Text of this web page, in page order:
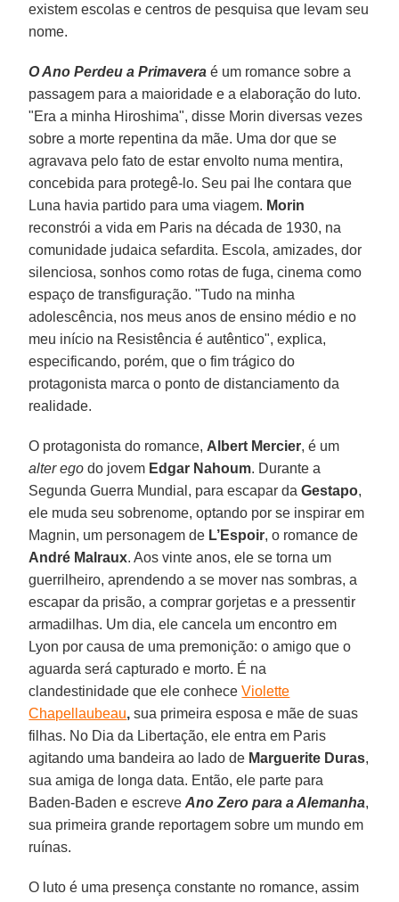
existem escolas e centros de pesquisa que levam seu
nome.
O Ano Perdeu a Primavera é um romance sobre a
passagem para a maioridade e a elaboração do luto.
"Era a minha Hiroshima", disse Morin diversas vezes
sobre a morte repentina da mãe. Uma dor que se
agravava pelo fato de estar envolto numa mentira,
concebida para protegê-lo. Seu pai lhe contara que
Luna havia partido para uma viagem. Morin
reconstrói a vida em Paris na década de 1930, na
comunidade judaica sefardita. Escola, amizades, dor
silenciosa, sonhos como rotas de fuga, cinema como
espaço de transfiguração. "Tudo na minha
adolescência, nos meus anos de ensino médio e no
meu início na Resistência é autêntico", explica,
especificando, porém, que o fim trágico do
protagonista marca o ponto de distanciamento da
realidade.
O protagonista do romance, Albert Mercier, é um
alter ego do jovem Edgar Nahoum. Durante a
Segunda Guerra Mundial, para escapar daGestapo,
ele muda seu sobrenome, optando por se inspirar em
Magnin, um personagem de L’Espoir, o romance de
André Malraux. Aos vinte anos, ele se torna um
guerrilheiro, aprendendo a se mover nas sombras, a
escapar da prisão, a comprar gorjetas e a pressentir
armadilhas. Um dia, ele cancela um encontro em
Lyon por causa de uma premonição: o amigo que o
aguarda será capturado e morto. É na
clandestinidade que ele conhece Violette
Chapellaubeau, sua primeira esposa e mãe de suas
filhas. No Dia da Libertação, ele entra em Paris
agitando uma bandeira ao lado de Marguerite Duras,
sua amiga de longa data. Então, ele parte para
Baden-Baden e escreve Ano Zero para a Alemanha,
sua primeira grande reportagem sobre um mundo em
ruínas.
O luto é uma presença constante no romance, assim